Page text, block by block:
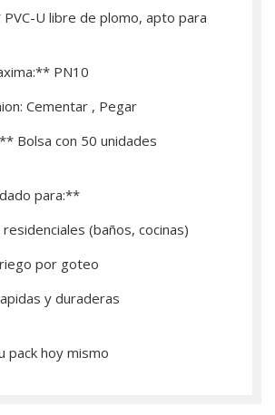
U libre de plomo, apto para
PN10
Cementar , Pegar
Bolsa con 50 unidades
para:**
(baños, cocinas)
por goteo
y duraderas
pack hoy mismo